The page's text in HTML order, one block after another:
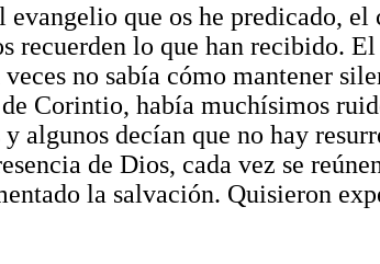
que os he predicado,
recuerden lo que han recibido.
no sabía cómo mantener
Corintio, había muchísimos
algunos decían que no hay
de Dios, cada vez se
la salvación. Quisieron